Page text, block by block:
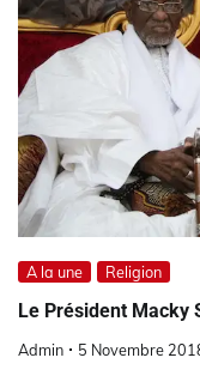
A la une Religion
Le Président Macky
Admin 5 Novembre